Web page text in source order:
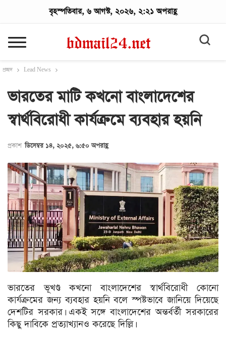
বৃহস্পতিবার, ৬ আগস্ট, ২০২৬, ২:২১ অপরাহ্ণ
প্রচ্ছদ Lead News
ভারতের মাটি কখনো বাংলাদেশের
স্বার্থবিরোধী কার্যক্রমে ব্যবহার হয়নি
প্রকাশ ডিসেম্বর ১৪, ২০২৫, ৬:৫০ অপরাহ্ণ
ভারতের ভূখণ্ড কখনো বাংলাদেশের স্বার্থবিরোধী কোনো
কার্যক্রমের জন্য ব্যবহার হয়নি বলে স্পষ্টভাবে জানিয়ে দিয়েছে
দেশটির সরকার। একই সঙ্গে বাংলাদেশের অন্তর্বর্তী সরকারের
কিছু দাবিকে প্রত্যাখ্যানও করেছে দিল্লি।